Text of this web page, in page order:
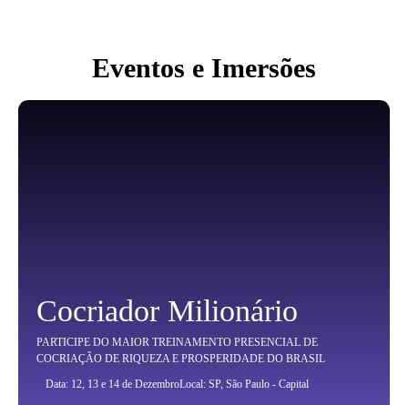
Eventos e Imersões
Cocriador Milionário
PARTICIPE DO MAIOR TREINAMENTO PRESENCIAL DE
COCRIAÇÃO DE RIQUEZA E PROSPERIDADE DO BRASIL
Data: 12, 13 e 14 de DezembroLocal: SP, São Paulo - Capital